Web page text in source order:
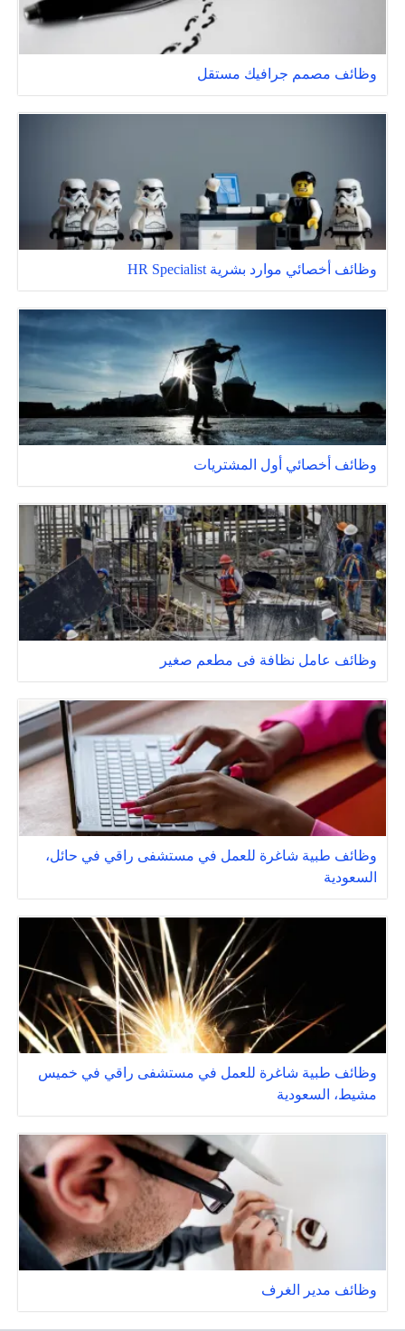
وظائف مصمم جرافيك مستقل
وظائف أخصائي موارد بشرية HR Specialist
وظائف أخصائي أول المشتريات
وظائف عامل نظافة فى مطعم صغير
وظائف طبية شاغرة للعمل في مستشفى راقي في حائل،
السعودية
وظائف طبية شاغرة للعمل في مستشفى راقي في خميس
مشيط، السعودية
وظائف مدير الغرف